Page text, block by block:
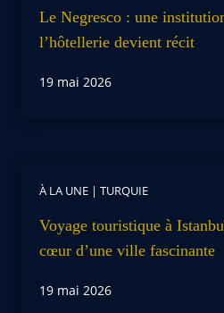
Le Negresco : une
l’hôtellerie devient récit
19 mai 2026
À LA UNE | TURQUIE
Voyage touristique à
cœur d’une ville fascinante
19 mai 2026